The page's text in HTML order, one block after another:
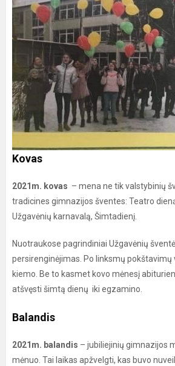
Kovas
2021m. kovas – mena ne tik valstybinių
tradicines gimnazijos šventes: Teatro
Užgavėnių karnavalą, Šimtadienį.
Nuotraukose pagrindiniai Užgavėnių
persirenginėjimas. Po linksmų pokštavimų
kiemo. Be to kasmet kovo mėnesį
atšvęsti šimtą dienų iki egzamino.
Balandis
2021m. balandis – jubiliejinių gimnazijos
mėnuo. Tai laikas apžvelgti, kas buvo